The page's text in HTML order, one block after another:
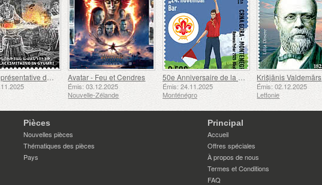
Liste Représentative du Patrimoine Culturel Immatériel de l'humanité de l'UNESCO - Tradition de la Forge à Gyumri Avatar - Feu et Cendres
Émis: 03.12.2025
Nouvelle-Zélande
50e Anniversaire de la Fondation du Bar Scout du 24 Novembre
Émis: 24.11.2025
Monténégro
Krišjānis Valdemārs
Émis: 02.12.2025
Lettonie
Pièces
Nouvelles pièces
Thématiques des pièces
Pays
Principal
Accueil
Offres spéciales
À propos de nous
Termes et Conditions
FAQ